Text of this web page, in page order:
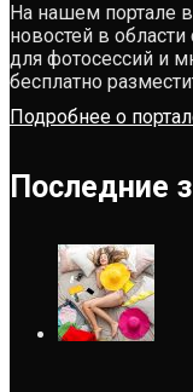
На нашем портале
новостей в
для фотосессий и
бесплатно
Подробнее о
Последние